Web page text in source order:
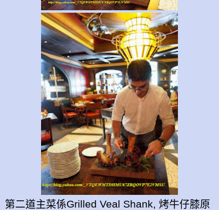
第二道主菜係Grilled Veal Shank, 烤牛仔膝原